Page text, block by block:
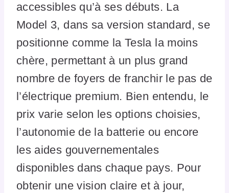
accessibles qu’à ses débuts. La
Model 3, dans sa version standard, se
positionne comme la Tesla la moins
chère, permettant à un plus grand
nombre de foyers de franchir le pas de
l’électrique premium. Bien entendu, le
prix varie selon les options choisies,
l’autonomie de la batterie ou encore
les aides gouvernementales
disponibles dans chaque pays. Pour
obtenir une vision claire et à jour,